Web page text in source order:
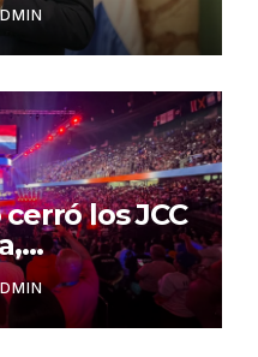
los JCC
y alegría